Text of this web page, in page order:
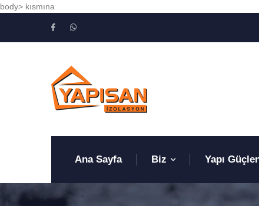
body> kısmına
Ana Sayfa Biz Yapı